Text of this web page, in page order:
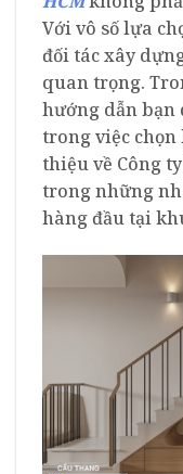
Với vô số lựa
đối tác xây
quan trọng.
hướng dẫn bạn
trong việc chọn
thiệu về Công
trong những
hàng đầu tại